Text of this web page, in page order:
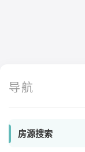
导航
房源搜索